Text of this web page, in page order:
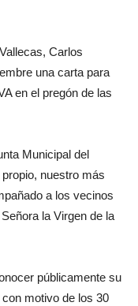
Carlos
una carta para
en el pregón de las
Municipal del
nuestro más
a los vecinos
la Virgen de la
públicamente su
motivo de los 30